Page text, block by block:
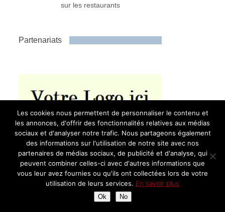
sur les restaurants
Partenariats
Les cookies nous permettent de personnaliser le contenu et
les annonces, d'offrir des fonctionnalités relatives aux médias
sociaux et d'analyser notre trafic. Nous partageons également
des informations sur l'utilisation de notre site avec nos
partenaires de médias sociaux, de publicité et d'analyse, qui
peuvent combiner celles-ci avec d'autres informations que
vous leur avez fournies ou qu'ils ont collectées lors de votre
utilisation de leurs services. En savoir plus
Ok No